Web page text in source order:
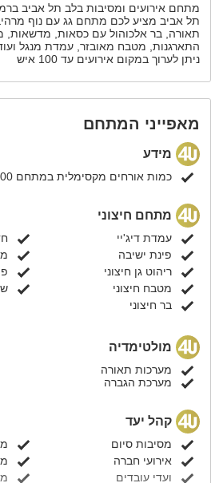
מתחם אירועים ומסיבות בלב תל אביב
תל אביב מציע לכם מתחם גג עם נוף
תאורה, בר אלכוהול עם כסאות, מדשאות,
התארגנות, מטבח מאובזר, עמדת מנגל
ניתן לערוך במקום אירועים עד 100 איש
מאפייני המתחם
מידע
כמות אורחים מקסימלית במתחם 100
מתחם חיצוני
עמדת דיג'יי
פינת ישיבה
ריהוט גן חיצוני
מטבח חיצוני
בר חיצוני
מולטימדיה
מערכות תאורה
מערכת הגברה
קהל יעד
מסיבות סיום
אירועי חברה
ועדי עובדים